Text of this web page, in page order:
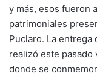
y más, esos fueron
patrimoniales
Puclaro. La
realizó este pasado
donde se